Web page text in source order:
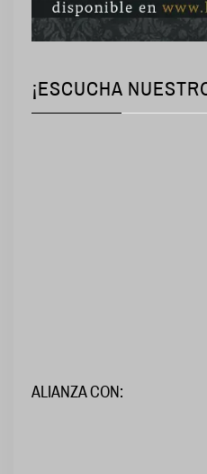
¡ESCUCHA
ALIANZA CON: